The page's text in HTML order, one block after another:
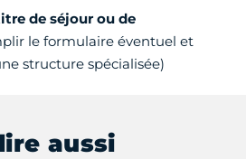
de séjour ou de
le formulaire éventuel et
structure spécialisée)
aussi